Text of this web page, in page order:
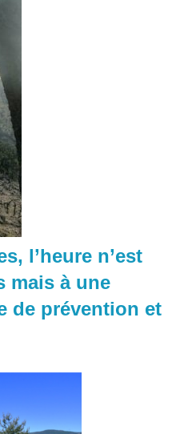
l’heure n’est
mais à une
de prévention et